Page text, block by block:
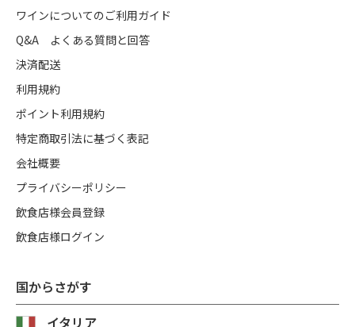
国からさがす
イタリア
ワインについてのご利用ガイド
Q&A よくある質問と回答
決済配送
利用規約
ポイント利用規約
特定商取引法に基づく表記
会社概要
プライバシーポリシー
飲食店様会員登録
飲食店様ログイン